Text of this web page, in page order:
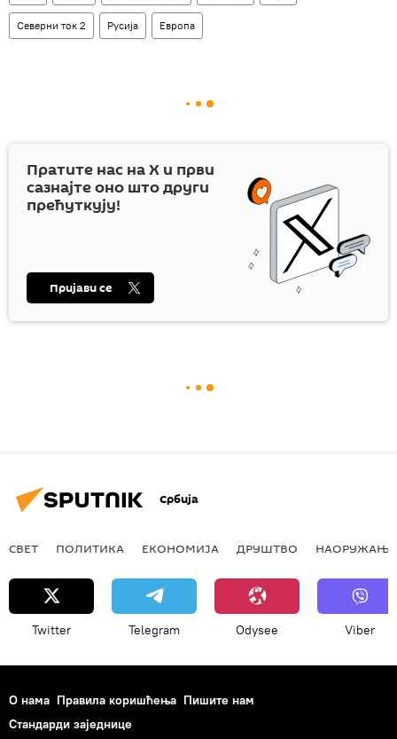
Северни ток 2 Русија Европа
Пратите нас наX и први
сазнајте оно што други
прећуткују!
Пријави се
Србија
СВЕТ ПОЛИТИКА ЕКОНОМИЈА ДРУШТВО НАОРУЖАЊЕ
Twitter Telegram Odysee Viber
О нама Правила коришћења Пишите нам
Стандарди заједнице